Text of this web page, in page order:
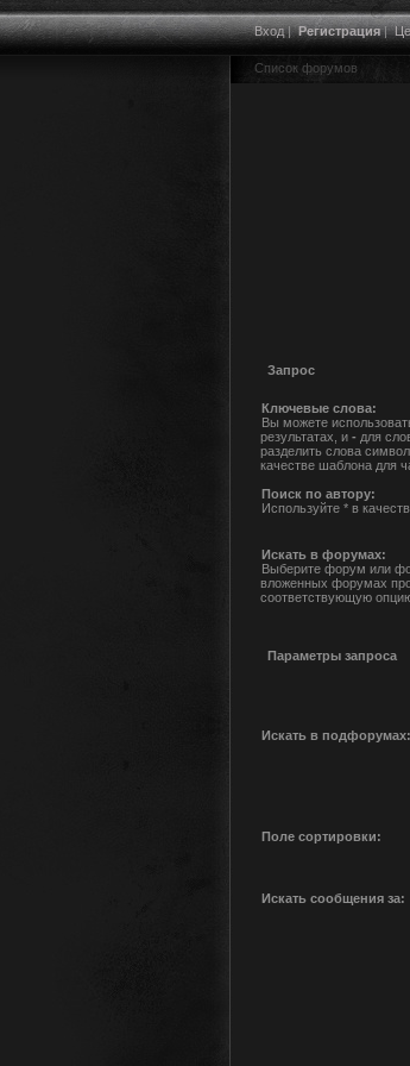
Вход|Регистрация|
Список форумов
Запрос
Ключевые слова:
Вы можете
результатах, и - для
разделить слова
качестве шаблона для
Поиск по автору:
Используйте * в
Искать в форумах:
Выберите форум или
вложенных форумах
соответствующую
Параметры запроса
Искать в подфорумах:
Поле сортировки:
Искать сообщения за: